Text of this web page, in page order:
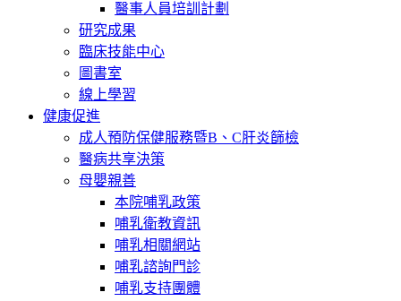
醫事人員培訓計劃
研究成果
臨床技能中心
圖書室
線上學習
健康促進
成人預防保健服務暨B、C肝炎篩檢
醫病共享決策
母嬰親善
本院哺乳政策
哺乳衛教資訊
哺乳相關網站
哺乳諮詢門診
哺乳支持團體